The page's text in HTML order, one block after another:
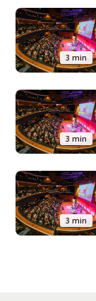
3 min
3 min
3 min